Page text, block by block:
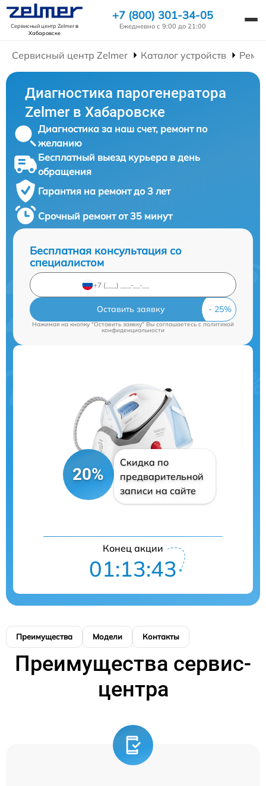
Сервисный центр Zelmerв
Хабаровске
+7 (800) 301-34-05
Ежедневно с 9:00 до 21:00
Сервисный центр Zelmer Каталог устройств
Диагностика парогенератора
Zelmer в Хабаровске
Диагностика за наш счет, ремонт по
желанию
Бесплатный выезд курьера в день
обращения
Гарантия на ремонт до 3 лет
Срочный ремонт от 35 минут
Бесплатная консультация со
специалистом
Оставить заявку
Нажимая на кнопку "Оставить заявку" Вы соглашаетесь c политикой
конфиденциальности
20%
Скидка по
предварительной
записи на сайте
Конец акции
01:13:43
Преимущества Модели Контакты
Преимущества сервис-
центра